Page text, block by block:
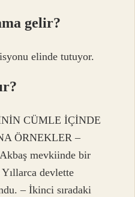
gelir?
elinde tutuyor.
CÜMLE İÇİNDE
ÖRNEKLER –
mevkiinde bir
Yıllarca devlette
– İkinci sıradaki